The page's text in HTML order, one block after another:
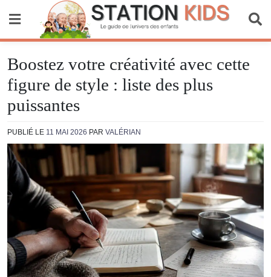
Boostez votre créativité avec cette
figure de style : liste des plus
puissantes
PUBLIÉ LE 11 MAI 2026 PAR VALÉRIAN